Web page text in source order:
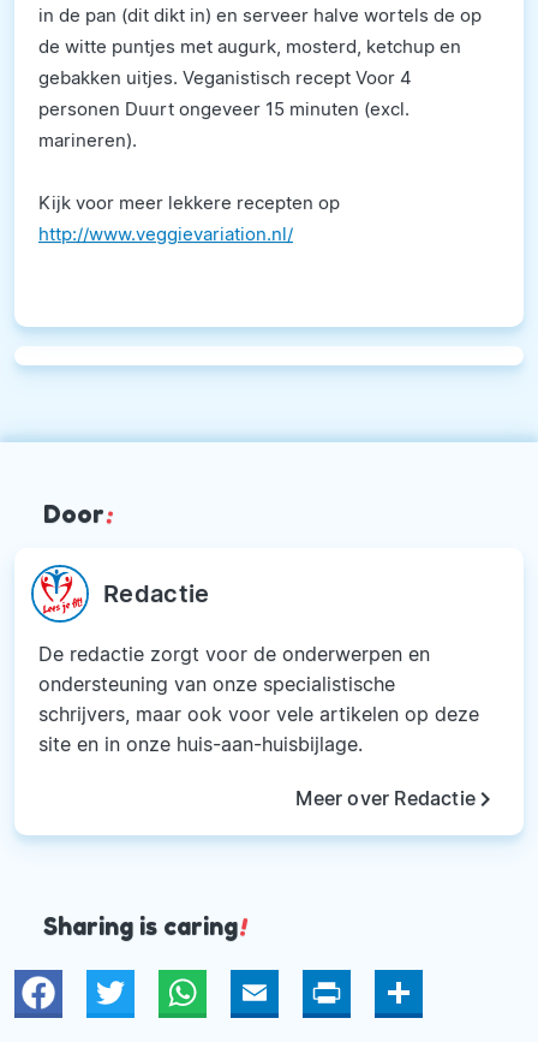
in de pan (dit dikt in) en serveer halve wortels de op
de witte puntjes met augurk, mosterd, ketchup en
gebakken uitjes. Veganistisch recept Voor 4
personen Duurt ongeveer 15 minuten (excl.
marineren).
Kijk voor meer lekkere recepten op
http://www.veggievariation.nl/
Door:
Redactie
De redactie zorgt voor de onderwerpen en
ondersteuning van onze specialistische
schrijvers, maar ook voor vele artikelen op deze
site en in onze huis-aan-huisbijlage.
Meer over Redactiekeyboard_arrow_right
Sharing is caring!
Twitter WhatsAppEmail Print Deel